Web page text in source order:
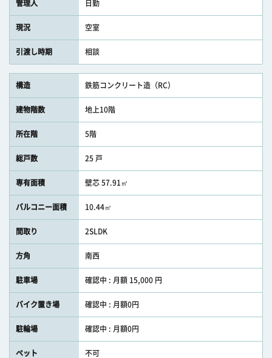
管理人 日勤
現況 空室
引渡し時期 相談
構造 鉄筋コンクリート造（RC）
建物階数 地上10階
所在階 5階
総戸数 25 戸
専有面積 壁芯 57.91㎡
バルコニー面積 10.44㎡
間取り 2SLDK
方角 南西
駐車場 確認中 : 月額 15,000 円
バイク置き場 確認中 : 月額0円
駐輪場 確認中 : 月額0円
ペット 不可